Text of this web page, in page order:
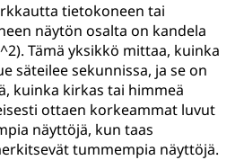
tietokoneen tai
näytön osalta on kandela
Tämä yksikkö mittaa, kuinka
säteilee sekunnissa, ja se on
kuinka kirkas tai himmeä
ottaen korkeammat luvut
näyttöjä, kun taas
tummempia näyttöjä.